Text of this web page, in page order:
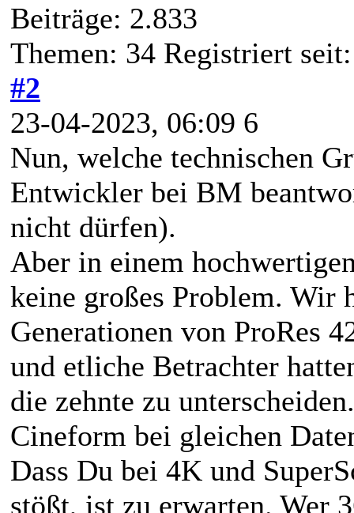
Beiträge: 2.833
Themen: 34 Registriert
#2
23-04-2023, 06:09 6
Nun, welche technischen
Entwickler bei BM
nicht dürfen).
Aber in einem
keine großes Problem. Wir
Generationen von ProRes
und etliche Betrachter
die zehnte zu
Cineform bei gleichen
Dass Du bei 4K und
stößt, ist zu erwarten. Wer